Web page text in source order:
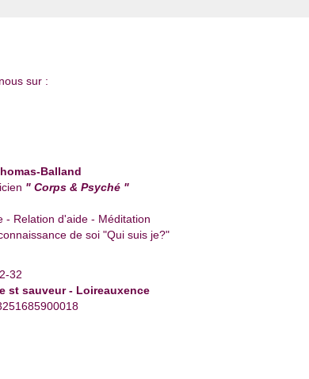
sur :
Balland
" Corps & Psyché "
- Relation d'aide - Méditation
de soi "Qui suis je?"
32
st sauveur - Loireauxence